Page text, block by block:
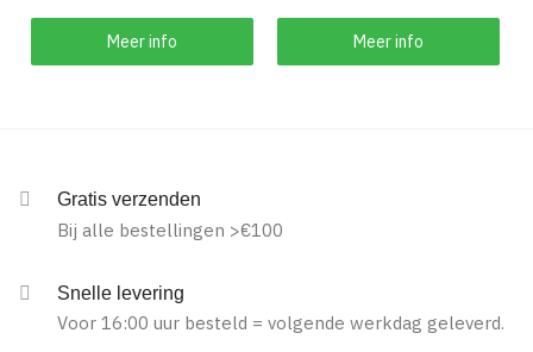
Meer info Meer info
Gratis verzenden
Bij alle bestellingen >€100
Snelle levering
Voor 16:00 uur besteld = volgende werkdag geleverd.